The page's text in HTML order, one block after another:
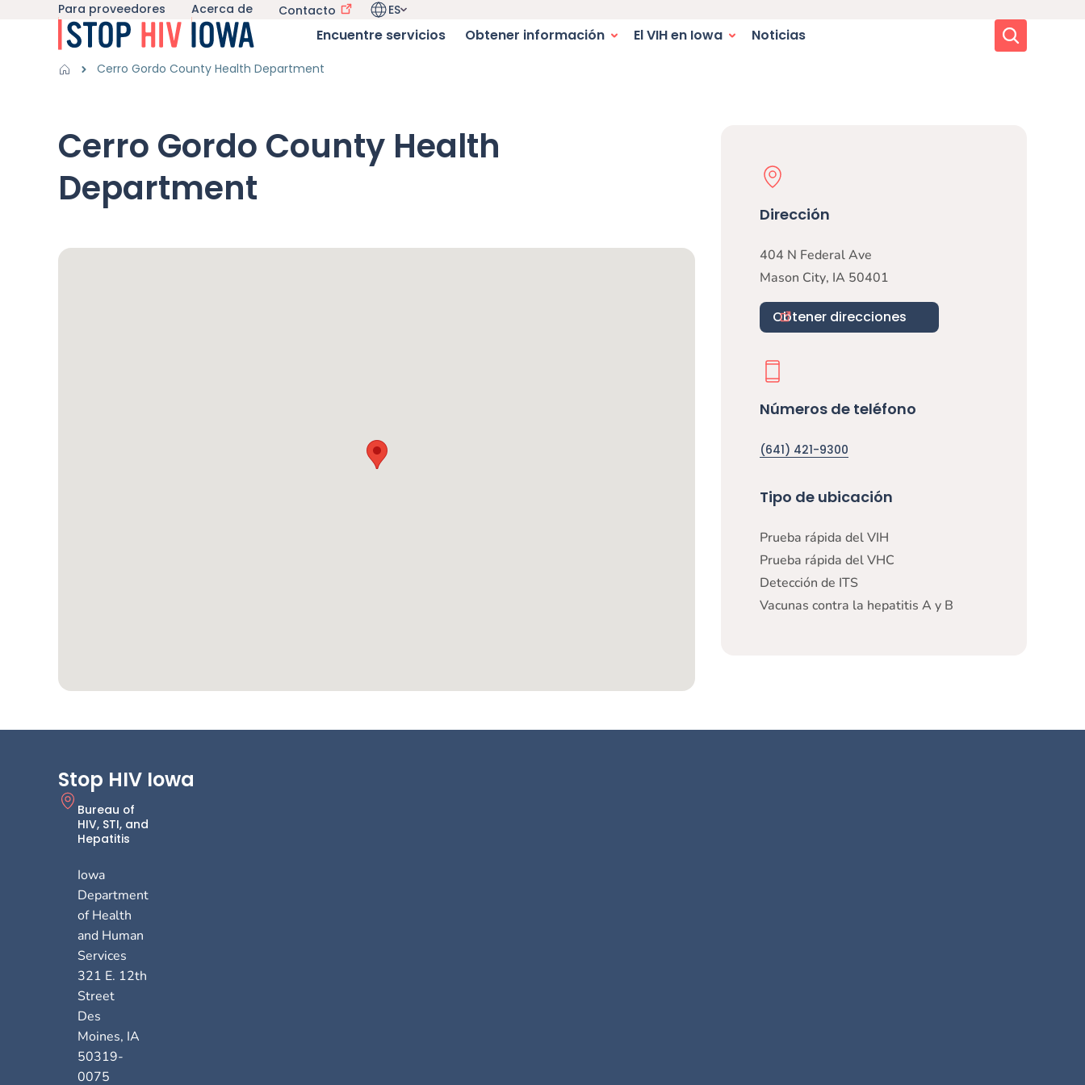
Saltar al contenido principal
Utility navigation
Para proveedores Acerca de Contacto Selector de idioma. Idioma actual:
ES
Main navigation
Encuentre servicios Obtener información
Obtener información sub-navegación El VIH en Iowa
El VIH en Iowa sub-navegación Noticias Buscar
BreadcrumbsCerro Gordo County Health Department
Cerro Gordo County Health
Department
Mapa de Google
Physical Location
Dirección
404 N Federal Ave
Mason City, IA 50401
Obtener direcciones
Números de teléfono
(641) 421-9300
Tipo de ubicación
Prueba rápida del VIH
Prueba rápida del VHC
Detección de ITS
Vacunas contra la hepatitis A y B
Stop HIV Iowa
Bureau of
HIV, STI, and
Hepatitis
Iowa
Department
of Health
and Human
Services
321 E. 12th
Street
Des
Moines, IA
50319-
0075